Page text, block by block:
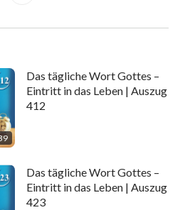
Das tägliche Wort Gottes –
Eintritt in das Leben | Auszug
412
Das tägliche Wort Gottes –
Eintritt in das Leben | Auszug
423